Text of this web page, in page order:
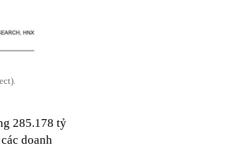
285.178 tỷ
doanh